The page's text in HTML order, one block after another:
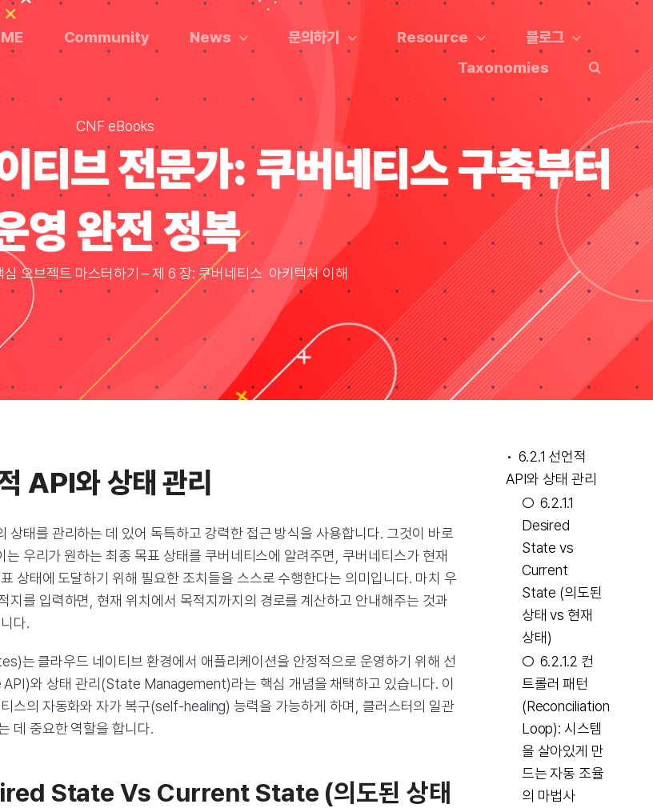
Community News 문의하기 Resource
블로그
Taxonomies
CNF eBooks
티브 전문가: 쿠버네티스 구축부터
영 완전 정복
오브젝트 마스터하기 – 제 6 장: 쿠버네티스 아키텍처 이해
API와 상태 관리
상태를 관리하는 데 있어 독특하고 강력한 접근 방식을 사용합니다. 그것이 바로
는 우리가 원하는 최종 목표 상태를 쿠버네티스에 알려주면, 쿠버네티스가 현재
상태에 도달하기 위해 필요한 조치들을 스스로 수행한다는 의미입니다. 마치 우
지를 입력하면, 현재 위치에서 목적지까지의 경로를 계산하고 안내해주는 것과
다.
는 클라우드 네이티브 환경에서 애플리케이션을 안정적으로 운영하기 위해 선
와 상태 관리(State Management)라는 핵심 개념을 채택하고 있습니다. 이
스의 자동화와 자가 복구(self-healing) 능력을 가능하게 하며, 클러스터의 일관
데 중요한 역할을 합니다.
State Vs Current State (의도된 상태
6.2.1 선언적
API와 상태 관리
6.2.1.1
Desired
State vs
Current
State (의도된
상태 vs 현재
상태)
6.2.1.2 컨
트롤러 패턴
(Reconciliation
Loop): 시스템
을 살아있게 만
드는 자동 조율
의 마법사